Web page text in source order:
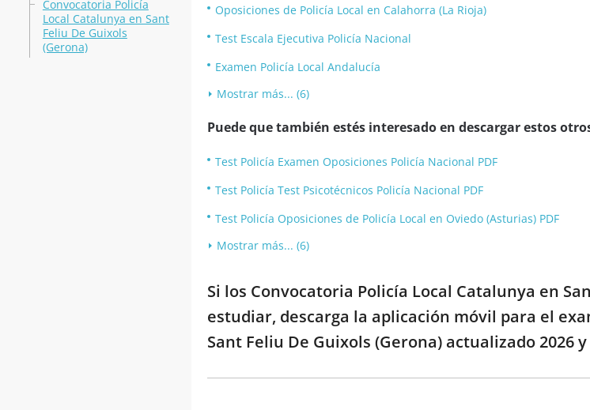
Convocatoria Policía
Local Catalunya en Sant
Feliu De Guixols
(Gerona)
Oposiciones de Policía Local en Calahorra (La Rioja)
Test Escala Ejecutiva Policía Nacional
Examen Policía Local Andalucía
Mostrar más... (6)
Puede que también estés interesado en descargar estos
Test Policía Examen Oposiciones Policía Nacional PDF
Test Policía Test Psicotécnicos Policía Nacional PDF
Test Policía Oposiciones de Policía Local en Oviedo (Asturias) PDF
Mostrar más... (6)
Si los Convocatoria Policía Local Catalunya en
estudiar, descarga la aplicación móvil para el
Sant Feliu De Guixols (Gerona) actualizado 2026